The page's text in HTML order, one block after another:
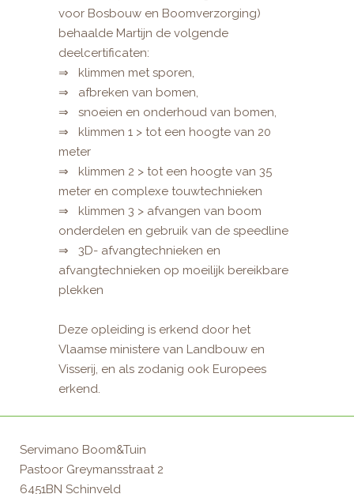
voor Bosbouw en Boomverzorging)
behaalde Martijn de volgende
deelcertificaten:
⇒ klimmen met sporen,
⇒ afbreken van bomen,
⇒ snoeien en onderhoud van bomen,
⇒ klimmen 1 > tot een hoogte van 20
meter
⇒ klimmen 2 > tot een hoogte van 35
meter en complexe touwtechnieken
⇒ klimmen 3 > afvangen van boom
onderdelen en gebruik van de speedline
⇒ 3D- afvangtechnieken en
afvangtechnieken op moeilijk bereikbare
plekken
Deze opleiding is erkend door het
Vlaamse ministere van Landbouw en
Visserij, en als zodanig ook Europees
erkend.
Servimano Boom&Tuin
Pastoor Greymansstraat 2
6451BN Schinveld